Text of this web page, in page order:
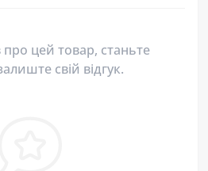
про цей товар, станьте
свій відгук.